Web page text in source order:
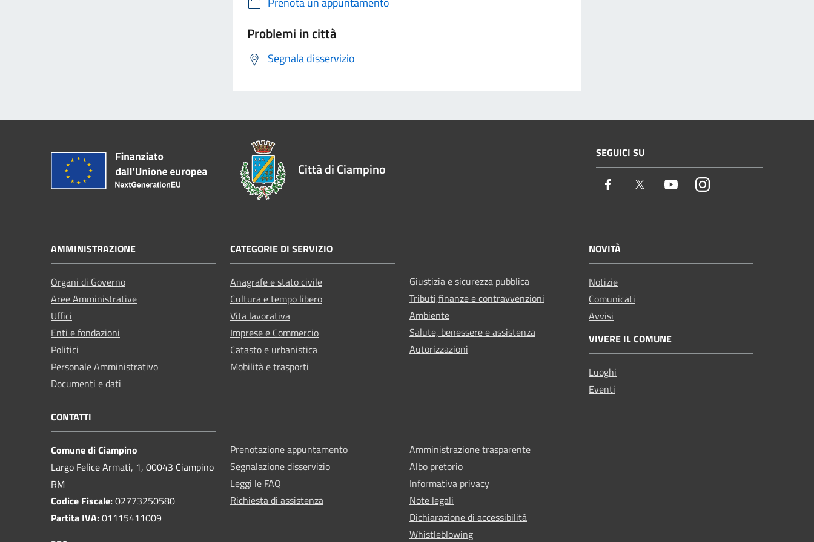
Problemi in città
Segnala disservizio
Città di Ciampino
SEGUICI SU
Facebook Twitter YoutubeInstagram
AMMINISTRAZIONE
Organi di Governo
Aree Amministrative
Uffici
Enti e fondazioni
Politici
Personale Amministrativo
Documenti e dati
CATEGORIE DI SERVIZIO
Anagrafe e stato civile
Cultura e tempo libero
Vita lavorativa
Imprese e Commercio
Catasto e urbanistica
Mobilità e trasporti
Giustizia e sicurezza pubblica
Tributi,finanze e contravvenzioni
Ambiente
Salute, benessere e assistenza
Autorizzazioni
NOVITÀ
Notizie
Comunicati
Avvisi
VIVERE IL COMUNE
Luoghi
Eventi
CONTATTI
Comune di Ciampino
Largo Felice Armati, 1, 00043 Ciampino
RM
Codice Fiscale:02773250580
Partita IVA:01115411009
Prenotazione appuntamento
Segnalazione disservizio
Leggi le FAQ
Richiesta di assistenza
Amministrazione trasparente
Albo pretorio
Informativa privacy
Note legali
Dichiarazione di accessibilità
Whistleblowing